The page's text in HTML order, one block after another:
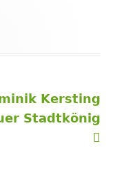
Kersting
Stadtkönig